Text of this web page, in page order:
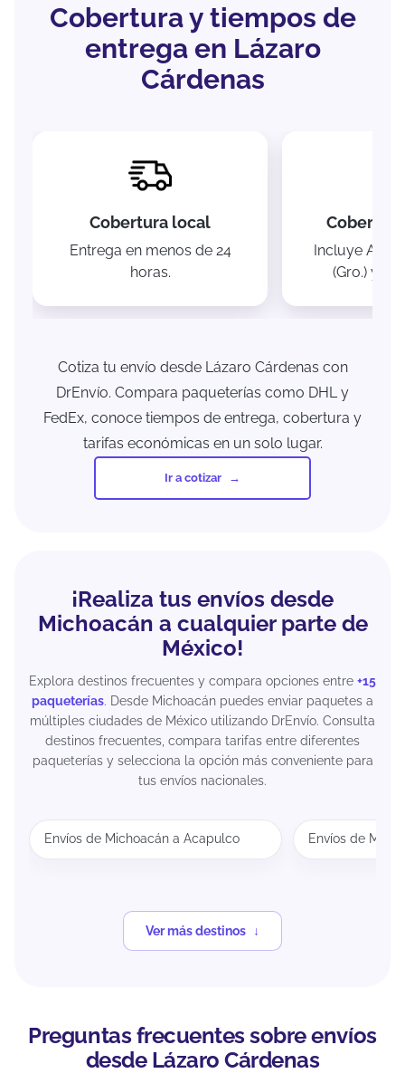
Cobertura y tiempos de
entrega en Lázaro
Cárdenas
Cobertura local
Entrega en menos de 24
horas.
Incluye
(Gro.) y
Cotiza tu envío desde Lázaro Cárdenas con
DrEnvío. Compara paqueterías como DHL y
FedEx, conoce tiempos de entrega, cobertura y
tarifas económicas en un solo lugar.
Ir a cotizar
¡Realiza tus envíos desde
Michoacán a cualquier parte de
México!
Explora destinos frecuentes y compara opciones entre +15
paqueterías. Desde Michoacán puedes enviar paquetes a
múltiples ciudades de México utilizando DrEnvío. Consulta
destinos frecuentes, compara tarifas entre diferentes
paqueterías y selecciona la opción más conveniente para
tus envíos nacionales.
Envíos de Michoacán a Acapulco Envíos de
Ver más destinos
Preguntas frecuentes sobre envíos
desde Lázaro Cárdenas